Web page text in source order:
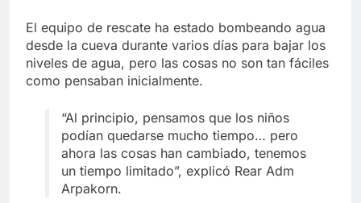
El equipo de rescate ha estado bombeando agua
desde la cueva durante varios días para bajar los
niveles de agua, pero las cosas no son tan fáciles
como pensaban inicialmente.
“Al principio, pensamos que los niños
podían quedarse mucho tiempo… pero
ahora las cosas han cambiado, tenemos
un tiempo limitado”, explicó Rear Adm
Arpakorn.